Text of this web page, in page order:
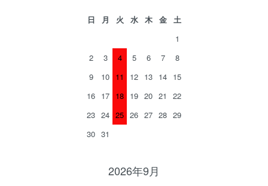
日 月 火 水 木 金
土
1
2
3 4 5 6 7
8
9
10 11 12 13 14 15
16 17 18 19 20 21
22
23 24 25 26 27 28 29
30 31
2026年9月